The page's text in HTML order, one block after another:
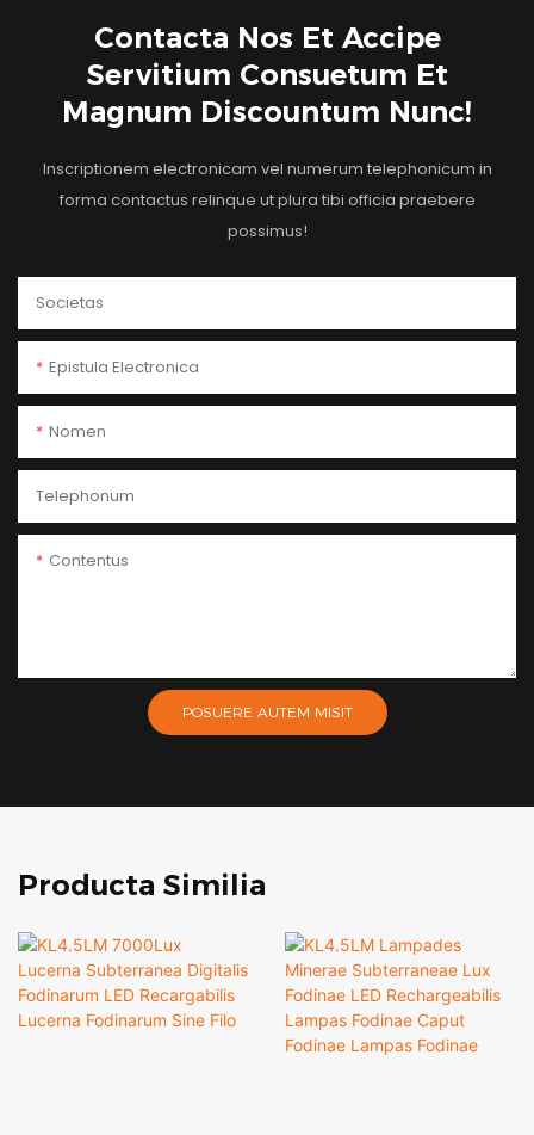
Contacta Nos Et Accipe
Servitium Consuetum Et
Magnum Discountum Nunc!
Inscriptionem electronicam vel numerum telephonicum in
forma contactus relinque ut plura tibi officia praebere
possimus!
Societas
Epistula Electronica
Nomen
Telephonum
Contentus
POSUERE AUTEM MISIT
Producta Similia